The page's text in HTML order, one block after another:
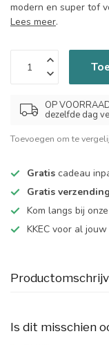
modern en super tof
Lees meer.
OP
dezelfde dag
Toevoegen om te
Gratis cadeau
Gratis verzending
Kom langs bij onze
KKEC voor al jouw
Is dit misschien